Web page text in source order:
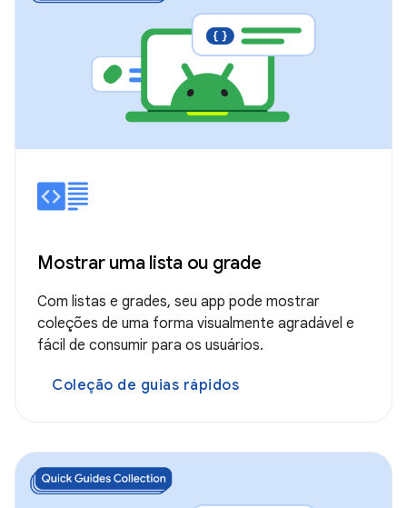
Mostrar uma lista ou grade
Com listas e grades, seu app pode mostrar
coleções de uma forma visualmente agradável e
fácil de consumir para os usuários.
Coleção de guias rápidos